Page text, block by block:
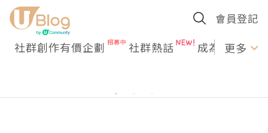
會員登記
社群創作有價企劃 社群熱話 成為U更多